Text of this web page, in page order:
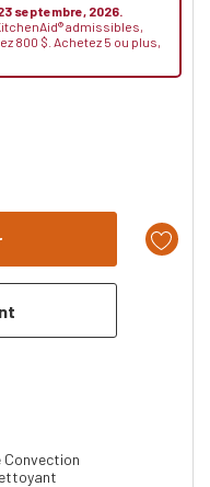
septembre, 2026.
admissibles,
800 $. Achetez 5 ou plus,
Convection